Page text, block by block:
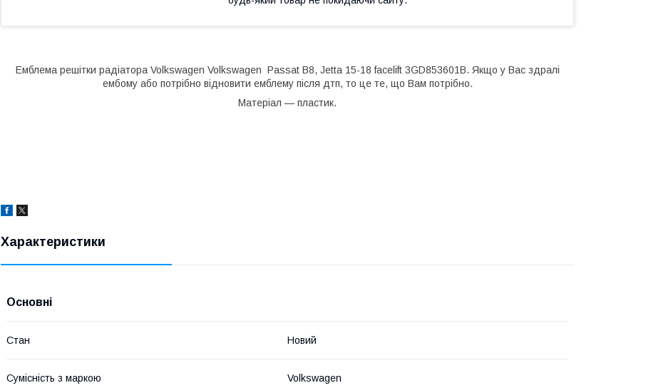
Емблема решітки радіатора Volkswagen Volkswagen Passat B8, Jetta 15-18 facelift 3GD853601B. Якщо у Вас здралі
ембому або потрібно відновити емблему після дтп, то це те, що Вам потрібно.
Матеріал — пластик.
Характеристики
Основні
Стан Новий
Сумісність з маркою Volkswagen